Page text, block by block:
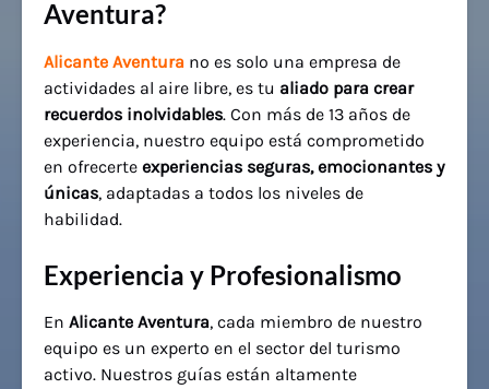
Aventura?
Alicante Aventura no es solo una empresa de
actividades al aire libre, es tu aliado para crear
recuerdos inolvidables. Con más de 13 años de
experiencia, nuestro equipo está comprometido
en ofrecerte experiencias seguras, emocionantes y
únicas, adaptadas a todos los niveles de
habilidad.
Experiencia y Profesionalismo
En Alicante Aventura, cada miembro de nuestro
equipo es un experto en el sector del turismo
activo. Nuestros guías están altamente